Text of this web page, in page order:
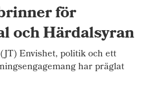
för
och Härdalsyran
Envishet, politik och ett
har präglat